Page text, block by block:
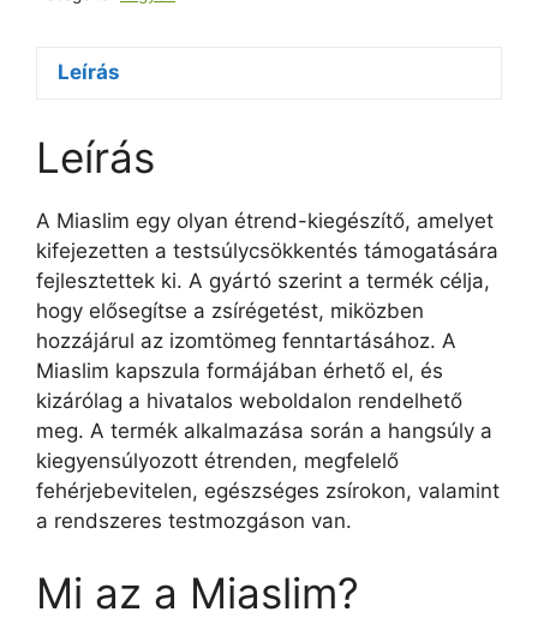
Leírás
Leírás
A Miaslim egy olyan étrend-kiegészítő, amelyet
kifejezetten a testsúlycsökkentés támogatására
fejlesztettek ki. A gyártó szerint a termék célja,
hogy elősegítse a zsírégetést, miközben
hozzájárul az izomtömeg fenntartásához. A
Miaslim kapszula formájában érhető el, és
kizárólag a hivatalos weboldalon rendelhető
meg. A termék alkalmazása során a hangsúly a
kiegyensúlyozott étrenden, megfelelő
fehérjebevitelen, egészséges zsírokon, valamint
a rendszeres testmozgáson van.
Mi az a Miaslim?